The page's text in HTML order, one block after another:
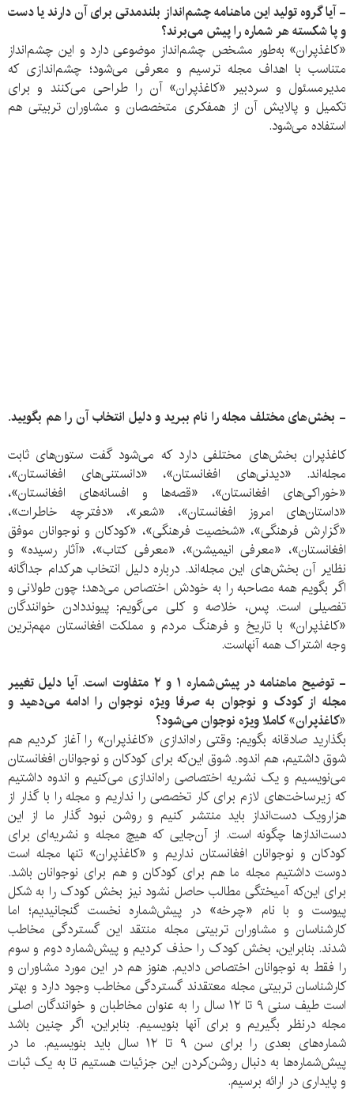
- آیا گروه تولید این ماهنامه چشم‌انداز بلندمدتی برای آن دارند یا دست
و پا شکسته هر شماره را پیش می‌برند؟
«کاغذپران» به‌طور مشخص چشم‌انداز موضوعی دارد و این چشم‌انداز
متناسب با اهداف مجله ترسیم و معرفی می‌شود؛ چشم‌اندازی که
مدیرمسئول و سردبیر «کاغذپران» آن را طراحی می‌کنند و برای
تکمیل و پالایش آن از همفکری متخصصان و مشاوران تربیتی هم
استفاده می‌شود.
- بخش‌های مختلف مجله را نام ببرید و دلیل انتخاب آن را هم بگویید.
کاغذپران بخش‌های مختلفی دارد که می‌شود گفت ستون‌های ثابت
مجله‌اند. «دیدنی‌های افغانستان»، «دانستنی‌های افغانستان»،
«خوراکی‌های افغانستان»، «قصه‌ها و افسانه‌های افغانستان»،
«داستان‌های امروز افغانستان»، «شعر»، «دفترچه خاطرات»،
«گزارش فرهنگی»، «شخصیت فرهنگی»، «کودکان و نوجوانان موفق
افغانستان»، «معرفی انیمیشن»، «معرفی کتاب»، «آثار رسیده» و
نظایر آن بخش‌های این مجله‌اند. درباره دلیل انتخاب هرکدام جداگانه
اگر بگویم همه مصاحبه را به خودش اختصاص می‌دهد؛ چون طولانی و
تفصیلی است. پس، خلاصه و کلی می‌گویم: پیونددادن خوانندگان
«کاغذپران» با تاریخ و فرهنگ مردم و مملکت افغانستان مهم‌ترین
وجه اشتراک همه آنهاست.
- توضیح ماهنامه در پیش‌شماره ۱ و ۲ متفاوت است. آیا دلیل تغییر
مجله از کودک و نوجوان به صرفا ویژه نوجوان را ادامه می‌دهید و
«کاغذپران» کاملا ویژه نوجوان می‌شود؟
بگذارید صادقانه بگویم: وقتی راه‌اندازی «کاغذپران» را آغاز کردیم هم
شوق داشتیم، هم اندوه. شوق این‌که برای کودکان و نوجوانان افغانستان
می‌نویسیم و یک نشریه اختصاصی راه‌اندازی می‌کنیم و اندوه داشتیم
که زیرساخت‌های لازم برای کار تخصصی را نداریم و مجله را با گذار از
هزارویک دست‌انداز باید منتشر کنیم و روشن نبود گذار ما از این
دست‌اندازها چگونه است. از آن‌جایی که هیچ مجله و نشریه‌ای برای
کودکان و نوجوانان افغانستان نداریم و «کاغذپران» تنها مجله است
دوست داشتیم مجله ما هم برای کودکان و هم برای نوجوانان باشد.
برای این‌که آمیختگی مطالب حاصل نشود نیز بخش کودک را به شکل
پیوست و با نام «چرخه» در پیش‌شماره نخست گنجانیدیم؛ اما
کارشناسان و مشاوران تربیتی مجله منتقد این گستردگی مخاطب
شدند. بنابراین، بخش کودک را حذف کردیم و پیش‌شماره دوم و سوم
را فقط به نوجوانان اختصاص دادیم. هنوز هم در این مورد مشاوران و
کارشناسان تربیتی مجله معتقدند گستردگی مخاطب وجود دارد و بهتر
است طیف سنی ۹ تا ۱۲ سال را به عنوان مخاطبان و خوانندگان اصلی
مجله درنظر بگیریم و برای آنها بنویسیم. بنابراین، اگر چنین باشد
شماره‌های بعدی را برای سن ۹ تا ۱۲ سال باید بنویسیم. ما در
پیش‌شماره‌ها به دنبال روشن‌کردن این جزئیات هستیم تا به یک ثبات
و پایداری در ارائه برسیم.